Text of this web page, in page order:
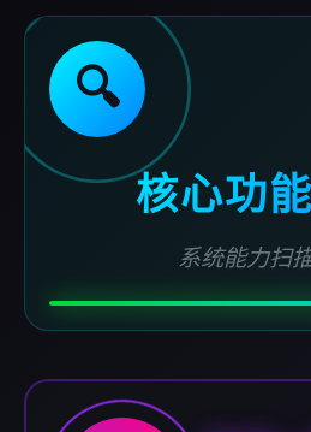
🔍
核心功
系统能力扫